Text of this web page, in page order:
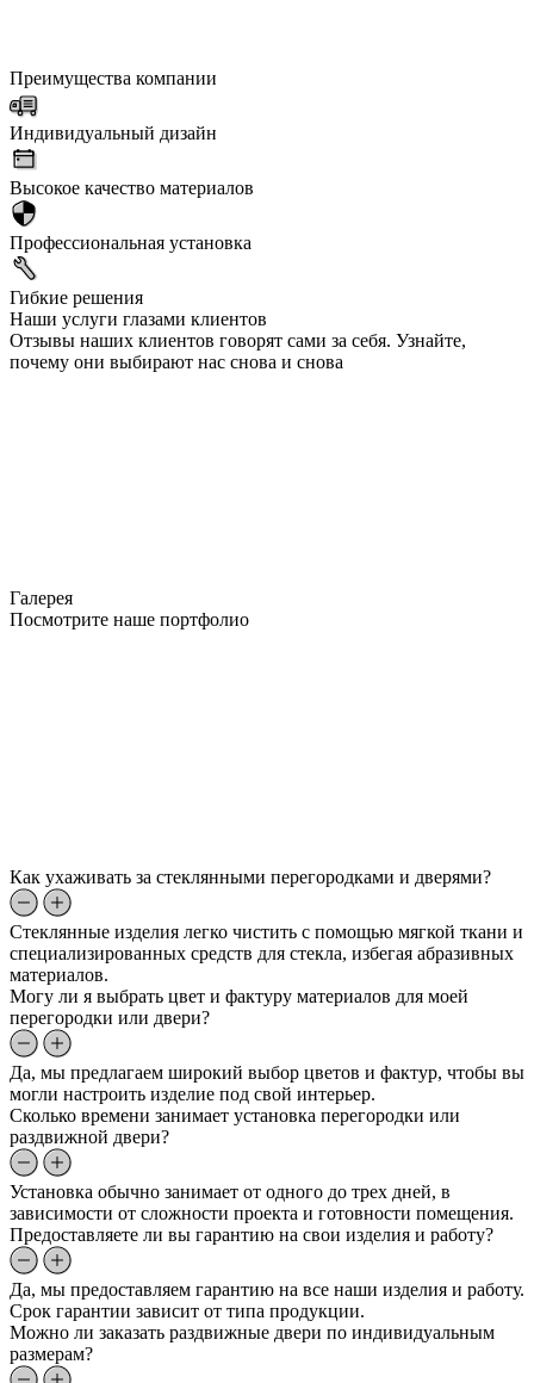
Преимущества компании
Индивидуальный дизайн
Высокое качество материалов
Профессиональная установка
Гибкие решения
Наши услуги глазами клиентов
Отзывы наших клиентов говорят сами за себя. Узнайте,
почему они выбирают нас снова и снова
Галерея
Посмотрите наше портфолио
Как ухаживать за стеклянными перегородками и дверями?
Стеклянные изделия легко чистить с помощью мягкой ткани и
специализированных средств для стекла, избегая абразивных
материалов.
Могу ли я выбрать цвет и фактуру материалов для моей
перегородки или двери?
Да, мы предлагаем широкий выбор цветов и фактур, чтобы вы
могли настроить изделие под свой интерьер.
Сколько времени занимает установка перегородки или
раздвижной двери?
Установка обычно занимает от одного до трех дней, в
зависимости от сложности проекта и готовности помещения.
Предоставляете ли вы гарантию на свои изделия и работу?
Да, мы предоставляем гарантию на все наши изделия и работу.
Срок гарантии зависит от типа продукции.
Можно ли заказать раздвижные двери по индивидуальным
размерам?